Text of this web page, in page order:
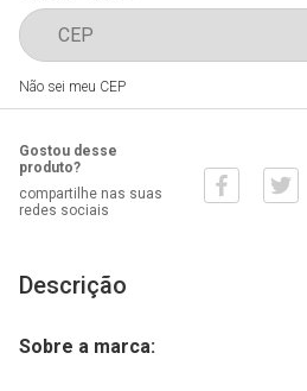
Não sei meu CEP
Gostou desse
produto?
compartilhe nas suas
redes sociais
Descrição
Sobre a marca: